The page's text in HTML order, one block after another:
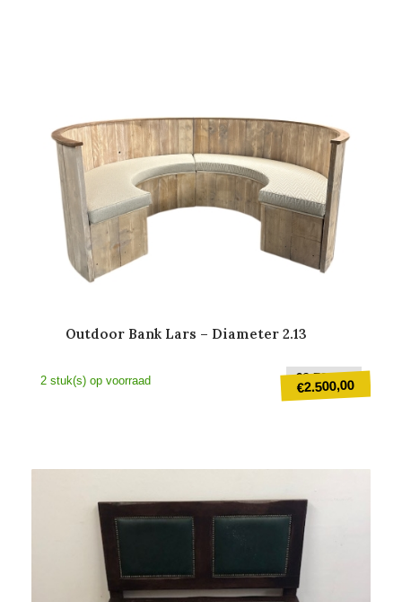
Outdoor Bank Lars – Diameter 2.13
€3.799,00
prijs
€2.500,00
is:
2 stuk(s) op voorraad